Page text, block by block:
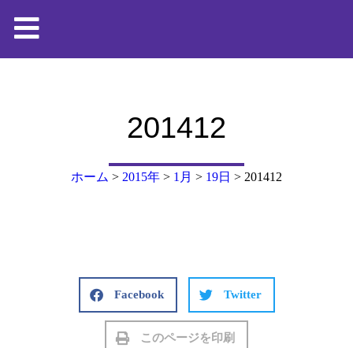
201412
ホーム > 2015年 > 1月 > 19日 > 201412
Facebook Twitter
このページを印刷